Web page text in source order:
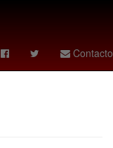
Contacto
celtics Elliot Page